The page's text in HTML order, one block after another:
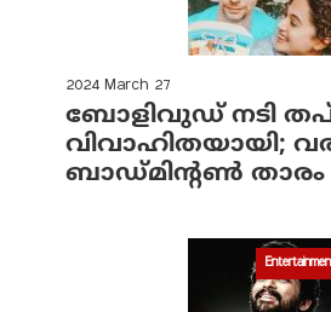
2024 March 27
ബോളിവുഡ് നടി
വിവാഹിതയായി;
ബാഡ്മിന്റണ്‍ താരം